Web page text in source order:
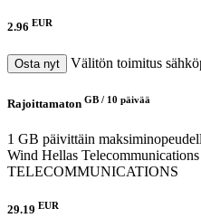
2.96 EUR
Osta nyt Välitön toimitus
Rajoittamaton GB / 10 päivää
1 GB päivittäin
Wind Hellas
TELECOMMUNICATIONS
29.19 EUR